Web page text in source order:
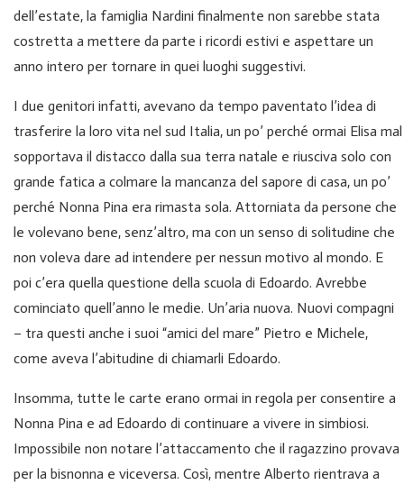
dell’estate, la famiglia Nardini finalmente non sarebbe stata
costretta a mettere da parte i ricordi estivi e aspettare un
anno intero per tornare in quei luoghi suggestivi.
I due genitori infatti, avevano da tempo paventato l’idea di
trasferire la loro vita nel sud Italia, un po’ perché ormai Elisa mal
sopportava il distacco dalla sua terra natale e riusciva solo con
grande fatica a colmare la mancanza del sapore di casa, un po’
perché Nonna Pina era rimasta sola. Attorniata da persone che
le volevano bene, senz’altro, ma con un senso di solitudine che
non voleva dare ad intendere per nessun motivo al mondo. E
poi c’era quella questione della scuola di Edoardo. Avrebbe
cominciato quell’anno le medie. Un’aria nuova. Nuovi compagni
– tra questi anche i suoi “amici del mare” Pietro e Michele,
come aveva l’abitudine di chiamarli Edoardo.
Insomma, tutte le carte erano ormai in regola per consentire a
Nonna Pina e ad Edoardo di continuare a vivere in simbiosi.
Impossibile non notare l’attaccamento che il ragazzino provava
per la bisnonna e viceversa. Così, mentre Alberto rientrava a